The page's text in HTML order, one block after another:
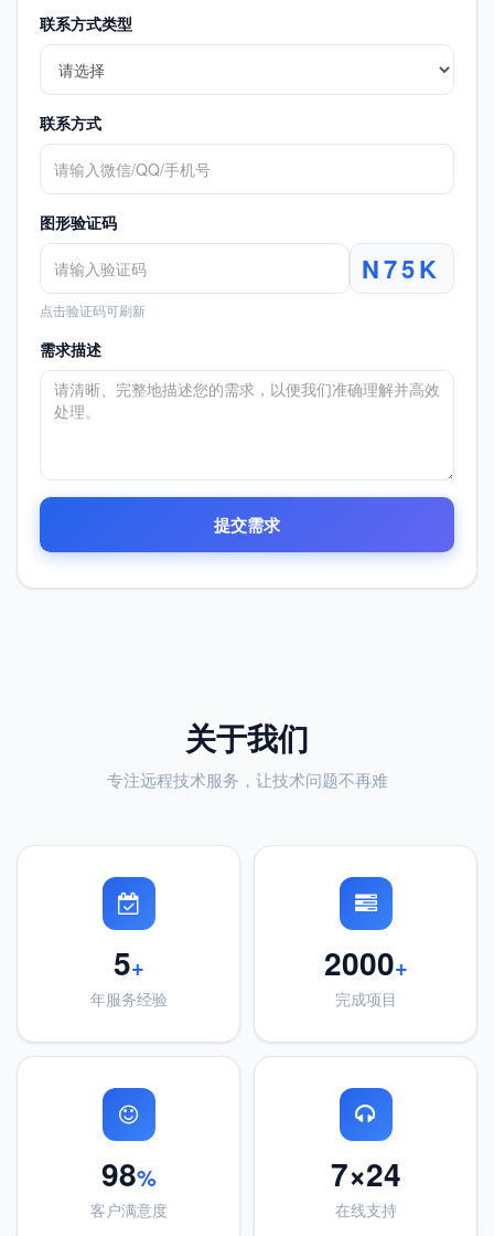
联系方式类型
联系方式
图形验证码
N75K
点击验证码可刷新
需求描述
提交需求
关于我们
专注远程技术服务，让技术问题不再难
5+
年服务经验
2000+
完成项目
98%
客户满意度
7×24
在线支持